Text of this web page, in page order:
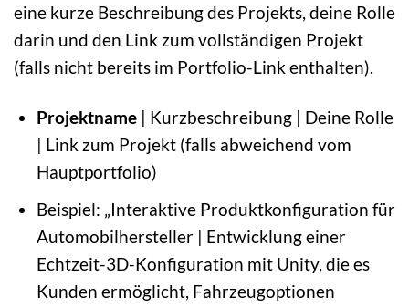
eine kurze Beschreibung des Projekts, deine Rolle
darin und den Link zum vollständigen Projekt
(falls nicht bereits im Portfolio-Link enthalten).
Projektname| Kurzbeschreibung | Deine Rolle
| Link zum Projekt (falls abweichend vom
Hauptportfolio)
Beispiel: „Interaktive Produktkonfiguration für
Automobilhersteller | Entwicklung einer
Echtzeit-3D-Konfiguration mit Unity, die es
Kunden ermöglicht, Fahrzeugoptionen